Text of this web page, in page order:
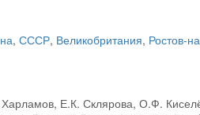
, СССР, Великобритания, Ростов-
Е.К. Склярова, О.Ф.